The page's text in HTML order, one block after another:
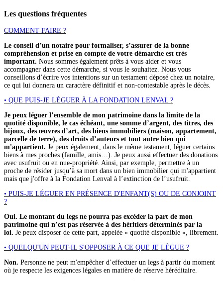
Les questions fréquentes
COMMENT FAIRE ?
Le conseil d’un notaire pour formaliser, s’assurer de la bonne
compréhension et prise en compte de votre démarche est très
important. Nous sommes également prêts à vous aider et vous
accompagner dans cette démarche, si vous le souhaitez. Nous vous
conseillons d’écrire vos intentions sur un testament déposé chez un notaire,
ce qui lui donnera un caractère définitif et non-contestable après le décès.
• QUE PUIS-JE LÉGUER À LA FONDATION LENVAL ?
Je peux léguer l’ensemble de mon patrimoine dans la limite de la
quotité disponible, le cas échéant, une somme d’argent, des titres, des
bijoux, des œuvres d’art, des biens immobiliers (maison, appartement,
parcelle de terre), des droits d’auteurs et tout autre bien qui
m'appartient. Je peux également, dans le même testament, léguer certains
biens à mes proches (famille, amis…). Je peux aussi effectuer des donations
avec usufruit ou en nue-propriété. Ainsi, par exemple, permettre à un
proche de résider jusqu’à sa mort dans un bien immobilier qui m'appartient
mais que j'offre à la Fondation Lenval à l’extinction de l’usufruit.
• PUIS-JE LÉGUER EN PRÉSENCE D'ENFANT(S) OU DE CONJOINT
?
Oui. Le montant du legs ne pourra pas excéder la part de mon
patrimoine qui n’est pas réservée à des héritiers déterminés par la
loi. Je peux disposer de cette part, appelée « quotité disponible », librement.
• QUELQU'UN PEUT-IL S'OPPOSER À CE QUE JE LÈGUE ?
Non. Personne ne peut m'empêcher d’effectuer un legs à partir du moment
où je respecte les exigences légales en matière de réserve héréditaire.